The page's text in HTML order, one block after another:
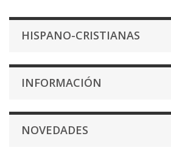
HISPANO-CRISTIANAS
INFORMACIÓN
NOVEDADES